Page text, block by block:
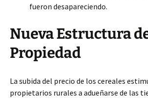
fueron desapareciendo.
Nueva Estructura
Propiedad
La subida del precio de los cereales
propietarios rurales a adueñarse de las